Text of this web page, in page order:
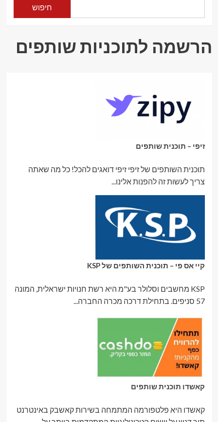
רפואת
עם
חיפוש
הרשמה לתוכניות שותפים
זיפי – תוכנית שותפים
תוכנית השותפים של זיפי זיפי דואגים להכל! כל מה שאתה
צריך לעשות זה להפנות אלינו...
קיי אס פי – תוכנית השותפים של KSP
KSP מחשבים וסלולר בע"מ היא רשת חנויות ישראלית, המונה
57 סניפים. בתחילת דרכה מכרה החברה...
קאשדו תוכנית שותפים
קאשדו היא פלטפורמה המתמחה בשירות קאשבק באינטרנט